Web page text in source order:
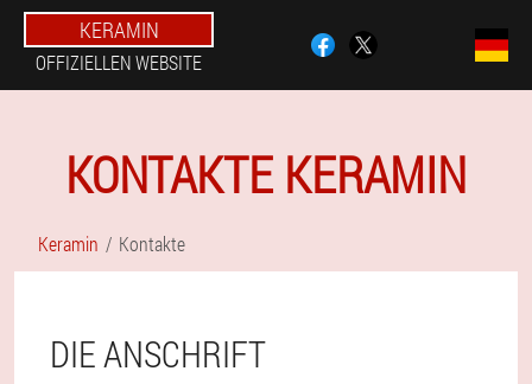
KERAMIN
OFFIZIELLEN WEBSITE
KONTAKTE KERAMIN
Keramin Kontakte
DIE ANSCHRIFT